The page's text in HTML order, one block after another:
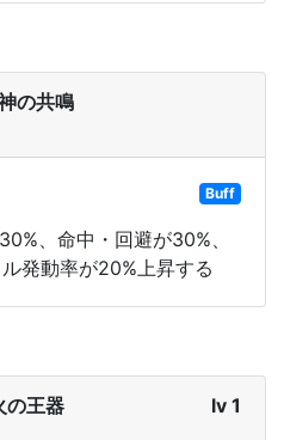
の共鳴
Buff
、命中・回避が30%、
発動率が20%上昇する
の王器 lv 1